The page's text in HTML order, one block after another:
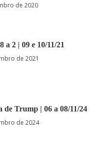
de 2020
a 2 | 09 e 10/11/21
de 2021
de Trump | 06 a 08/11/24
de 2024